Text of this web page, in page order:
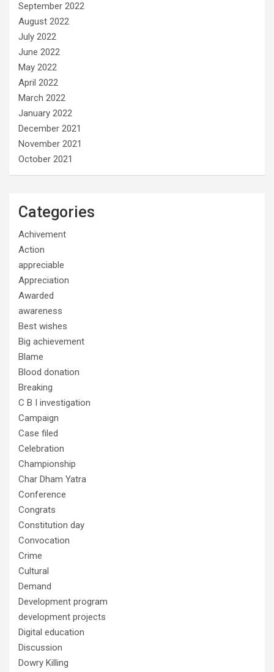
September 2022
August 2022
July 2022
June 2022
May 2022
April 2022
March 2022
January 2022
December 2021
November 2021
October 2021
Categories
Achivement
Action
appreciable
Appreciation
Awarded
awareness
Best wishes
Big achievement
Blame
Blood donation
Breaking
C B I investigation
Campaign
Case filed
Celebration
Championship
Char Dham Yatra
Conference
Congrats
Constitution day
Convocation
Crime
Cultural
Demand
Development program
development projects
Digital education
Discussion
Dowry Killing